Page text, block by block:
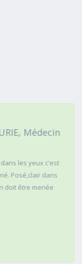
Médecin
les yeux c'est
Posé,clair dans
doit être menée